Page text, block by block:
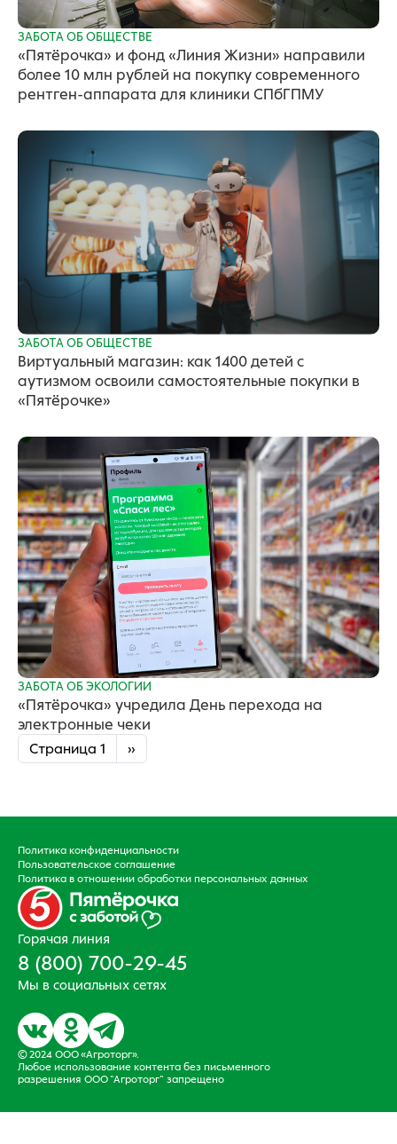
ЗАБОТА ОБ ОБЩЕСТВЕ
«Пятёрочка» и фонд «Линия Жизни» направили
более 10 млн рублей на покупку современного
рентген-аппарата для клиники СПбГПМУ
ЗАБОТА ОБ ОБЩЕСТВЕ
Виртуальный магазин: как 1400 детей с
аутизмом освоили самостоятельные покупки в
«Пятёрочке»
ЗАБОТА ОБ ЭКОЛОГИИ
«Пятёрочка» учредила День перехода на
электронные чеки
Нумерация страниц
Страница 1 Следующая страница
››
Мы в социальных сетях
Горячая линия
8 (800) 700-29-45
© 2024 ООО «Агроторг».
Любое использование контента без письменного
разрешения ООО "Агроторг" запрещено
Подвал
Политика конфиденциальности
Пользовательское соглашение
Политика в отношении обработки персональных данных